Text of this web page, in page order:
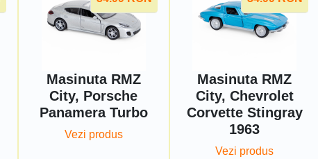
Masinuta RMZ
City, Porsche
Panamera Turbo
Vezi produs
Masinuta RMZ
City, Chevrolet
Corvette Stingray
1963
Vezi produs